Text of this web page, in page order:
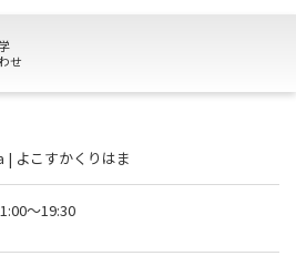
ただけます。
のお手続き完了後、施設をご利用いただけ
して】
予約をお願い致します。
能になります
せ
| よこすかくりはま
～19:30